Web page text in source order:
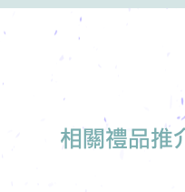
相關禮品推